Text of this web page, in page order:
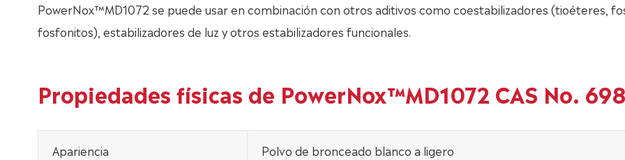
PowerNox™MD1072 se puede usar en combinación con otros aditivos como coestabilizadores (tioéteres,
fosfonitos), estabilizadores de luz y otros estabilizadores funcionales.
Propiedades físicas de PowerNox™MD1072 CAS No.
Apariencia Polvo de bronceado blanco a ligero